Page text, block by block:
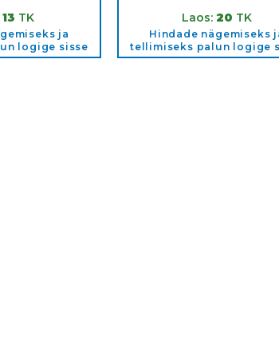
13 TK
ja
logige sisse
Laos: 20 TK
Hindade nägemiseks
tellimiseks palun logige